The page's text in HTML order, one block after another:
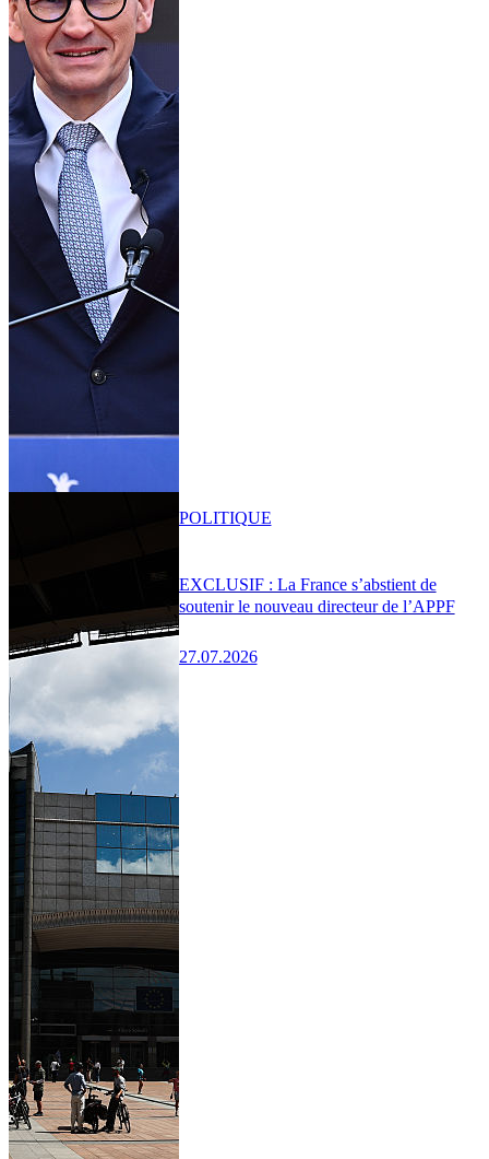
EXCLUSIF : La France s’abstient de
soutenir le nouveau directeur de l’APPF
27.07.2026
POLITIQUE